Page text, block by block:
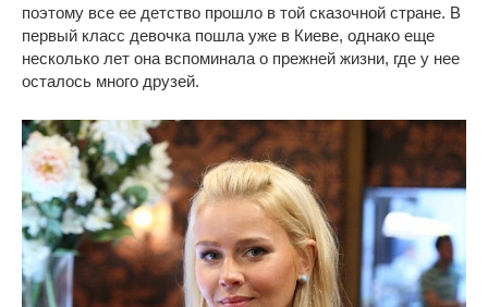
поэтому все ее детство прошло в той сказочной стране. В
первый класс девочка пошла уже в Киеве, однако еще
несколько лет она вспоминала о прежней жизни, где у нее
осталось много друзей.